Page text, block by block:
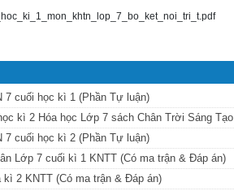
7 cuối học kì 1 (Phần Tự luận)
kì 2 Hóa học Lớp 7 sách Chân Trời Sáng Tạo
7 cuối học kì 2 (Phần Tự luận)
Lớp 7 cuối kì 1 KNTT (Có ma trận & Đáp án)
2 KNTT (Có ma trận & Đáp án)